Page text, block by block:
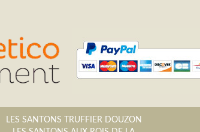
LES SANTONS TRUFFIER DOUZON